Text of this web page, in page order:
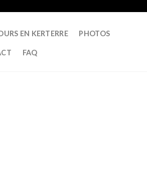
EN KERTERRE PHOTOS
FAQ